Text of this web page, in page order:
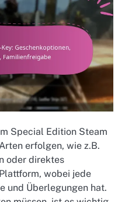
Special Edition Steam
erfolgen, wie z.B.
oder direktes
wobei jede
und Überlegungen hat.